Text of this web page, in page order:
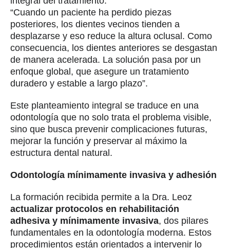
“Cuando un paciente ha perdido piezas
posteriores, los dientes vecinos tienden a
desplazarse y eso reduce la altura oclusal. Como
consecuencia, los dientes anteriores se desgastan
de manera acelerada. La solución pasa por un
enfoque global, que asegure un tratamiento
duradero y estable a largo plazo”.
Este planteamiento integral se traduce en una
odontología que no solo trata el problema visible,
sino que busca prevenir complicaciones futuras,
mejorar la función y preservar al máximo la
estructura dental natural.
Odontología mínimamente invasiva y adhesión
La formación recibida permite a la Dra. Leoz
actualizar protocolos en rehabilitación
adhesiva y mínimamente invasiva, dos pilares
fundamentales en la odontología moderna. Estos
procedimientos están orientados a intervenir lo